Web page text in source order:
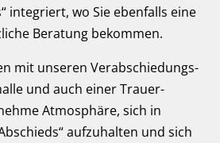
integriert, wo Sie ebenfalls eine
Beratung bekommen.
mit unseren Verabschiedungs­
und auch einer Trauer-
Atmosphäre, sich in
aufzuhalten und sich